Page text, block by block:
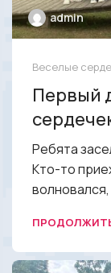
admin
Веселые
Первый
Ребята
Кто-то